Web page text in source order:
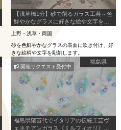
【浅草橋1分】砂で削るガラス工芸～色
鮮やかなグラスに好きな絵や文字を彫
や女子会にピッタリ。
上野・浅草・両国
砂を色鮮やかなグラスの表面に吹き付け、好
きな絵柄や文字を彫刻します。
福島県
福島県猪苗代でイタリアの伝統工芸ヴ
ェネチアンガラス《ミルフィオリ》教
開催リクエスト受付中